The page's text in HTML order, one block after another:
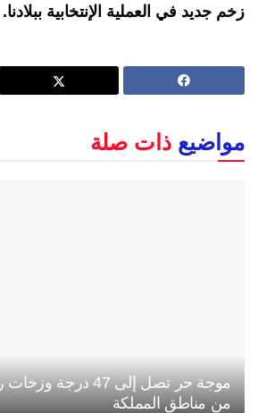
زخم جديد في العملية الإنتخابية
مواضيع ذات صلة
موجة حر تصل إلى 47
من مناطق المملكة